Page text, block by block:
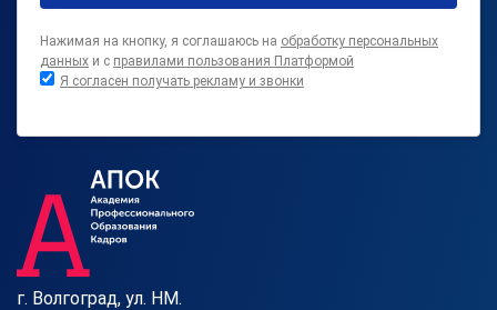
Нажимая на кнопку, я соглашаюсь на обработку персональных
данных и с правилами пользования Платформой
Я согласен получать рекламу и звонки
г. Волгоград, ул. HM.